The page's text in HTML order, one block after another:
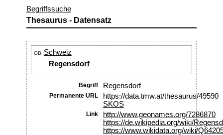
Begriffssuche
Thesaurus - Datensatz
OB
Schweiz
Regensdorf
Begriff Regensdorf
Permanente URL
https://data.tmw.at/thesaurus/49590
SKOS
Link
http://www.geonames.org/7286870
https://de.wikipedia.org/wiki/
https://www.wikidata.org/wiki/